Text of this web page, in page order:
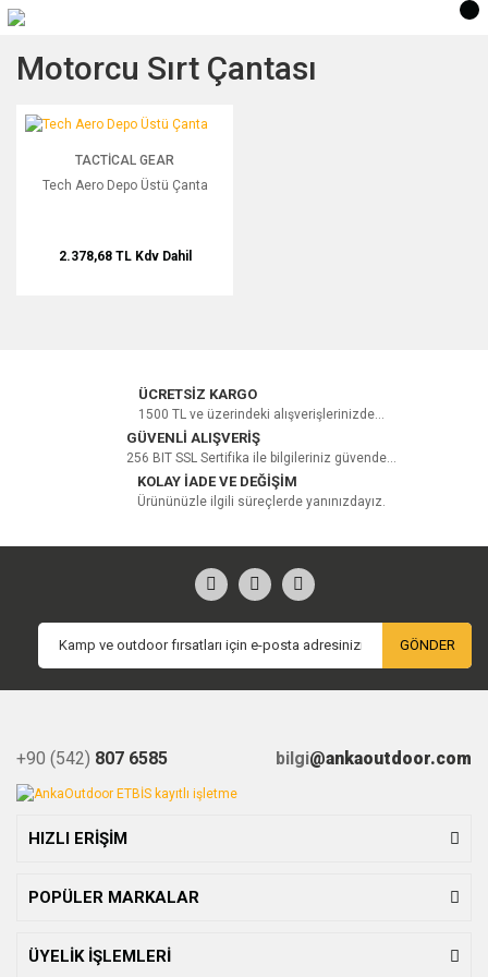
Motorcu Sırt Çantası
Tech Aero Depo Üstü Çanta
TACTICAL GEAR
Tech Aero Depo Üstü Çanta
2.378,68 TL Kdv Dahil
ÜCRETSİZ KARGO
1500 TL ve üzerindeki alışverişlerinizde...
GÜVENLİ ALIŞVERİŞ
256 BIT SSL Sertifika ile bilgileriniz güvende...
KOLAY İADE VE DEĞİŞİM
Ürününüzle ilgili süreçlerde yanınızdayız.
GÖNDER
+90 (542) 807 6585 bilgi@ankaoutdoor.com
HIZLI ERİŞİM
POPÜLER MARKALAR
ÜYELİK İŞLEMLERİ